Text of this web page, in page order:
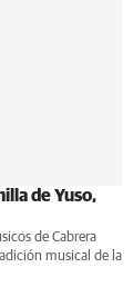
de Yuso,
de Cabrera
musical de la